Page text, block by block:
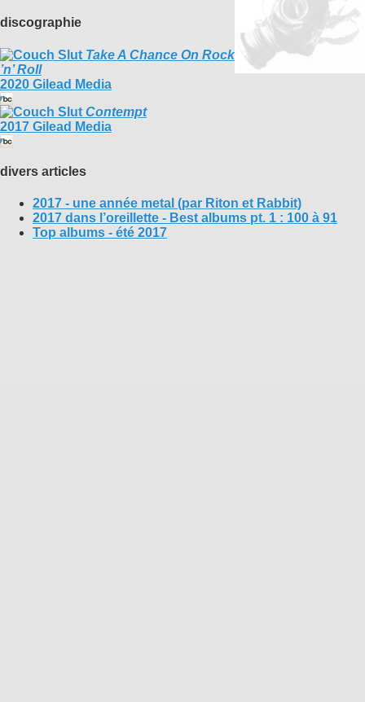
discographie
Take A Chance On Rock
’n’ Roll
2020 Gilead Media
Contempt
2017 Gilead Media
divers articles
2017 - une année metal (par Riton et Rabbit)
2017 dans l’oreillette - Best albums pt. 1 : 100 à 91
Top albums - été 2017